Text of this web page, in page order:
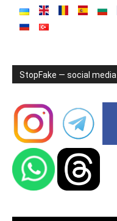
StopFake — social media